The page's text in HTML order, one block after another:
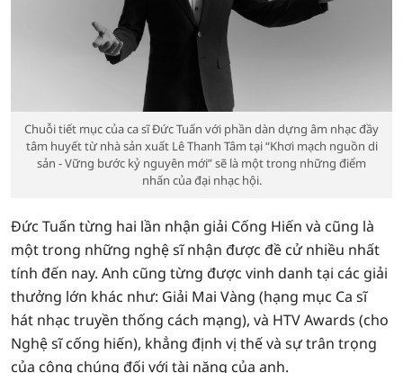
Chuỗi tiết mục của ca sĩ Đức Tuấn với phần dàn dựng âm nhạc đầy
tâm huyết từ nhà sản xuất Lê Thanh Tâm tại “Khơi mạch nguồn di
sản - Vững bước kỷ nguyên mới” sẽ là một trong những điểm
nhấn của đại nhạc hội.
Đức Tuấn từng hai lần nhận giải Cống Hiến và cũng là
một trong những nghệ sĩ nhận được đề cử nhiều nhất
tính đến nay. Anh cũng từng được vinh danh tại các giải
thưởng lớn khác như: Giải Mai Vàng (hạng mục Ca sĩ
hát nhạc truyền thống cách mạng), và HTV Awards (cho
Nghệ sĩ cống hiến), khẳng định vị thế và sự trân trọng
của công chúng đối với tài năng của anh.